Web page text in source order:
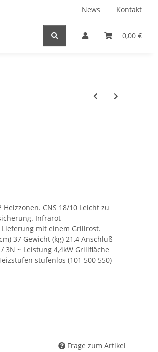
News Kontakt
0,00 €
gebraucht Transportieren
CNS 18/10 Leicht zu
Infrarot
mit einem Grillrost.
37 Gewicht (kg) 21,4 Anschluß
3N ~ Leistung 4,4kW Grillfläche
stufenlos (101 500 550)
Frage zum Artikel